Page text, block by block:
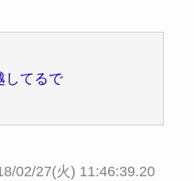
してるで
02/27(火) 11:46:39.20